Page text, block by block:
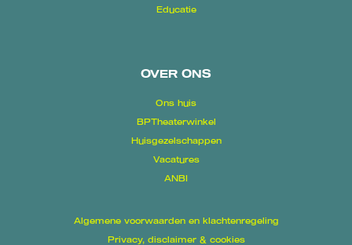
Educatie
OVER ONS
Ons huis
BPTheaterwinkel
Huisgezelschappen
Vacatures
ANBI
Algemene voorwaarden en klachtenregeling
Privacy, disclaimer & cookies